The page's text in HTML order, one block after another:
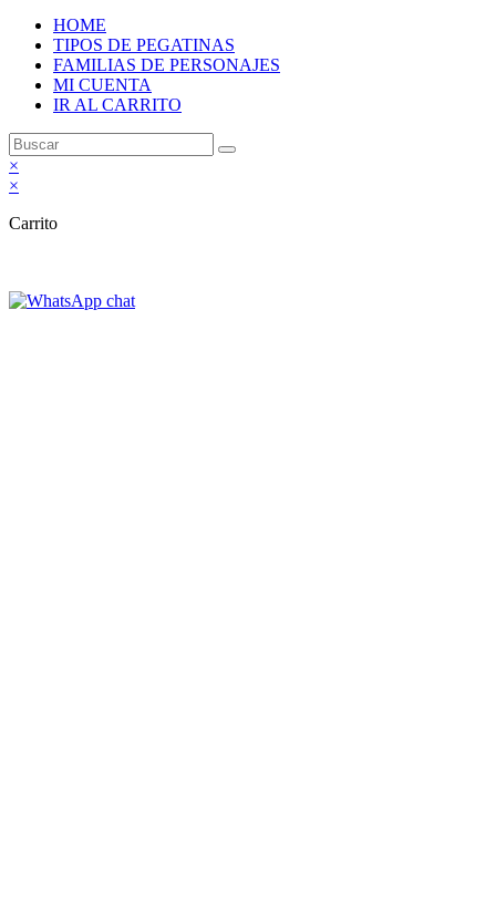
HOME
TIPOS DE PEGATINAS
FAMILIAS DE PERSONAJES
MI CUENTA
IR AL CARRITO
×
×
Carrito